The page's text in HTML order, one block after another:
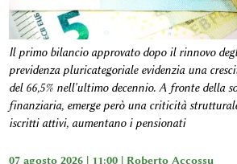
Il primo bilancio approvato dopo il rinnovo
previdenza pluricategoriale evidenzia una
del 66,5% nell'ultimo decennio. A fronte della
finanziaria, emerge però una criticità
iscritti attivi, aumentano i pensionati
07 agosto 2026 | 11:00 | Roberto Accossu